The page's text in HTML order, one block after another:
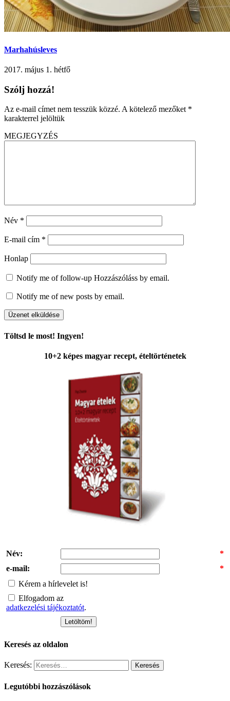
Marhahúsleves
2017. május 1. hétfő
Szólj hozzá!
Az e-mail címet nem tesszük közzé. A kötelező mezőket *
karakterrel jelöltük
MEGJEGYZÉS
Név *
E-mail cím *
Honlap
Notify me of follow-up Hozzászóláss by email.
Notify me of new posts by email.
Töltsd le most! Ingyen!
10+2 képes magyar recept, ételtörténetek
Név:
*
e-mail:
*
Kérem a hírlevelet is!
Elfogadom az
adatkezelési tájékoztatót.
Keresés az oldalon
Keresés:
Legutóbbi hozzászólások